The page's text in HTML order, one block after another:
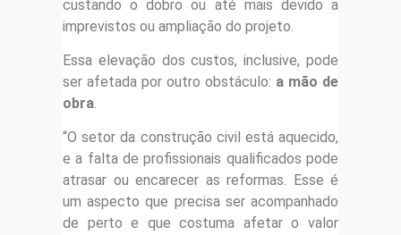
custando o dobro ou até mais devido a
imprevistos ou ampliação do projeto.
Essa elevação dos custos, inclusive, pode
ser afetada por outro obstáculo: a mão de
obra.
“O setor da construção civil está aquecido,
e a falta de profissionais qualificados pode
atrasar ou encarecer as reformas. Esse é
um aspecto que precisa ser acompanhado
de perto e que costuma afetar o valor